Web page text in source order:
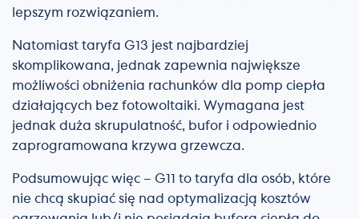
lepszym rozwiązaniem.
Natomiast taryfa G13 jest najbardziej
skomplikowana, jednak zapewnia największe
możliwości obniżenia rachunków dla pomp ciepła
działających bez fotowoltaiki. Wymagana jest
jednak duża skrupulatność, bufor i odpowiednio
zaprogramowana krzywa grzewcza.
Podsumowując więc – G11 to taryfa dla osób, które
nie chcą skupiać się nad optymalizacją kosztów